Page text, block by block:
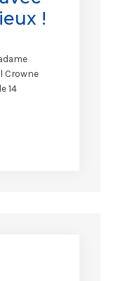
!
Crowne
14